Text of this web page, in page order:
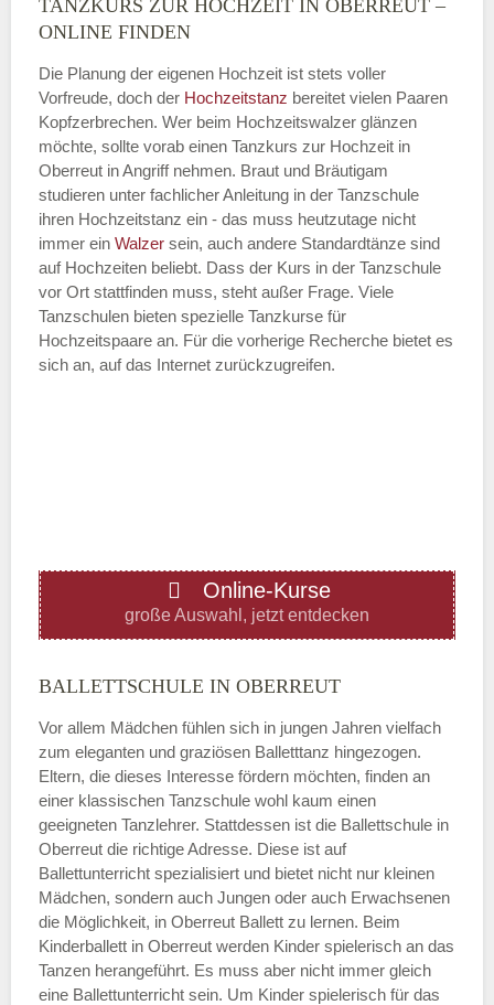
Montag
—
ÖFFNUNGSZEITEN HINZUFÜGEN
Dienstag
—
ÖFFNUNGSZEITEN HINZUFÜGEN
Donnerstag
—
ÖFFNUNGSZEITEN HINZUFÜGEN
Freitag
—
ÖFFNUNGSZEITEN HINZUFÜGEN
Samstag
TANZKURS ZUR HOCHZEIT IN OBERREUT –
ONLINE FINDEN
Die Planung der eigenen Hochzeit ist stets voller
Vorfreude, doch der Hochzeitstanz bereitet vielen Paaren
Kopfzerbrechen. Wer beim Hochzeitswalzer glänzen
möchte, sollte vorab einen Tanzkurs zur Hochzeit in
Oberreut in Angriff nehmen. Braut und Bräutigam
studieren unter fachlicher Anleitung in der Tanzschule
ihren Hochzeitstanz ein - das muss heutzutage nicht
immer ein Walzer sein, auch andere Standardtänze sind
auf Hochzeiten beliebt. Dass der Kurs in der Tanzschule
vor Ort stattfinden muss, steht außer Frage. Viele
Tanzschulen bieten spezielle Tanzkurse für
Hochzeitspaare an. Für die vorherige Recherche bietet es
sich an, auf das Internet zurückzugreifen.
Online-Kurse
große Auswahl, jetzt entdecken
BALLETTSCHULE IN OBERREUT
Vor allem Mädchen fühlen sich in jungen Jahren vielfach
zum eleganten und graziösen Balletttanz hingezogen.
Eltern, die dieses Interesse fördern möchten, finden an
einer klassischen Tanzschule wohl kaum einen
geeigneten Tanzlehrer. Stattdessen ist die Ballettschule in
Oberreut die richtige Adresse. Diese ist auf
Ballettunterricht spezialisiert und bietet nicht nur kleinen
Mädchen, sondern auch Jungen oder auch Erwachsenen
die Möglichkeit, in Oberreut Ballett zu lernen. Beim
Kinderballett in Oberreut werden Kinder spielerisch an das
Tanzen herangeführt. Es muss aber nicht immer gleich
eine Ballettunterricht sein. Um Kinder spielerisch für das